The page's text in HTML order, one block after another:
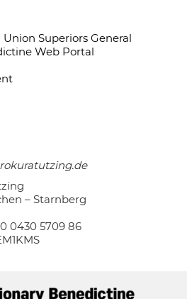
Union Superiors General
Web Portal
– Starnberg
0430 5709 86